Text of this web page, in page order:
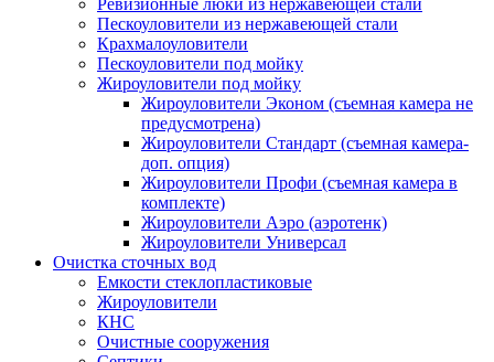
Ревизионные люки из нержавеющей стали
Пескоуловители из нержавеющей стали
Крахмалоуловители
Пескоуловители под мойку
Жироуловители под мойку
Жироуловители Эконом (съемная камера не
предусмотрена)
Жироуловители Стандарт (съемная камера-
доп. опция)
Жироуловители Профи (съемная камера в
комплекте)
Жироуловители Аэро (аэротенк)
Жироуловители Универсал
Очистка сточных вод
Емкости стеклопластиковые
Жироуловители
КНС
Очистные сооружения